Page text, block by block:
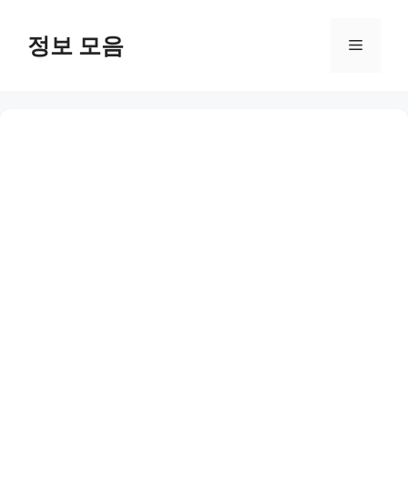
content정보 모음 Menu